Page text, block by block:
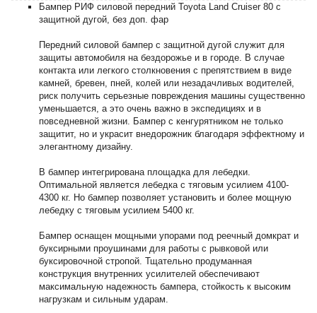
Бампер РИФ силовой передний Toyota Land Cruiser 80 с
защитной дугой, без доп. фар
Передний силовой бампер с защитной дугой служит для
защиты автомобиля на бездорожье и в городе. В случае
контакта или легкого столкновения с препятствием в виде
камней, бревен, пней, колей или незадачливых водителей,
риск получить серьезные повреждения машины существенно
уменьшается, а это очень важно в экспедициях и в
повседневной жизни. Бампер с кенгурятником не только
защитит, но и украсит внедорожник благодаря эффектному и
элегантному дизайну.
В бампер интегрирована площадка для лебедки.
Оптимальной является лебедка с тяговым усилием 4100-
4300 кг. Но бампер позволяет установить и более мощную
лебедку с тяговым усилием 5400 кг.
Бампер оснащен мощными упорами под реечный домкрат и
буксирными проушинами для работы с рывковой или
буксировочной стропой. Тщательно продуманная
конструкция внутренних усилителей обеспечивают
максимальную надежность бампера, стойкость к высоким
нагрузкам и сильным ударам.